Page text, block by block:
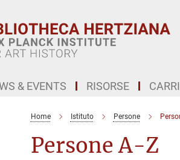
& EVENTS RISORSE
Home Istituto Persone
Persone A-Z